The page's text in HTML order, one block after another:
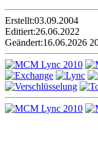
Erstellt:03.09.2004
Editiert:26.06.2022
Geändert:16.06.2026